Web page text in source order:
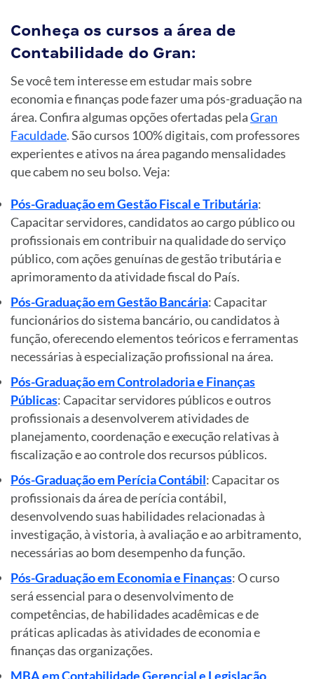
Conheça os cursos a área de
Contabilidade do Gran:
Se você tem interesse em estudar mais sobre
economia e finanças pode fazer uma pós-graduação na
área. Confira algumas opções ofertadas pelaGran
Faculdade. São cursos 100% digitais, com professores
experientes e ativos na área pagando mensalidades
que cabem no seu bolso. Veja:
Pós-Graduação em Gestão Fiscal e Tributária:
Capacitar servidores, candidatos ao cargo público ou
profissionais em contribuir na qualidade do serviço
público, com ações genuínas de gestão tributária e
aprimoramento da atividade fiscal do País.
Pós-Graduação em Gestão Bancária: Capacitar
funcionários do sistema bancário, ou candidatos à
função, oferecendo elementos teóricos e ferramentas
necessárias à especialização profissional na área.
Pós-Graduação em Controladoria e Finanças
Públicas: Capacitar servidores públicos e outros
profissionais a desenvolverem atividades de
planejamento, coordenação e execução relativas à
fiscalização e ao controle dos recursos públicos.
Pós-Graduação em Perícia Contábil: Capacitar os
profissionais da área de perícia contábil,
desenvolvendo suas habilidades relacionadas à
investigação, à vistoria, à avaliação e ao arbitramento,
necessárias ao bom desempenho da função.
Pós-Graduação em Economia e Finanças: O curso
será essencial para o desenvolvimento de
competências, de habilidades acadêmicas e de
práticas aplicadas às atividades de economia e
finanças das organizações.
MBA em Contabilidade Gerencial e Legislação